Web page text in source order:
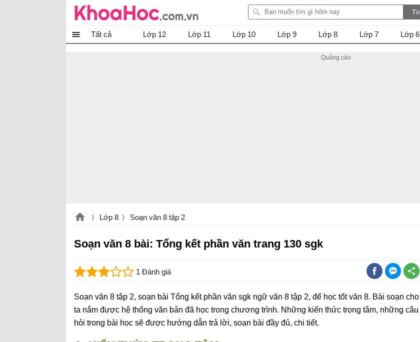
Tất cả Lớp 12 Lớp 11 Lớp 10 Lớp 9 Lớp 8 Lớp 7 Lớp 6
Lớp 8 Soạn văn 8 tập 2
Soạn văn 8 bài: Tổng kết phần văn trang 130 sgk
1 Đánh giá
Soạn văn 8 tập 2, soạn bài Tổng kết phần văn sgk ngữ văn 8 tập 2, để học tốt văn 8. Bài soạn cho
ta nắm được hệ thống văn bản đã học trong chương trình. Những kiến thức trọng tâm, những câu
hỏi trong bài học sẽ được hướng dẫn trả lời, soạn bài đầy đủ, chi tiết.